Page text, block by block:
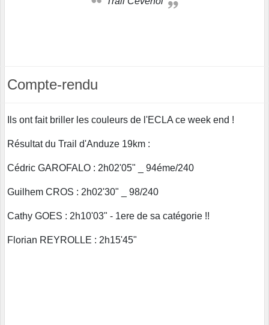
Compte-rendu
Ils ont fait briller les couleurs de l'ECLA ce week end !
Résultat du Trail d'Anduze 19km :
Cédric GAROFALO : 2h02'05" _ 94éme/240
Guilhem CROS : 2h02'30" _ 98/240
Cathy GOES : 2h10'03" - 1ere de sa catégorie !!
Florian REYROLLE : 2h15'45"